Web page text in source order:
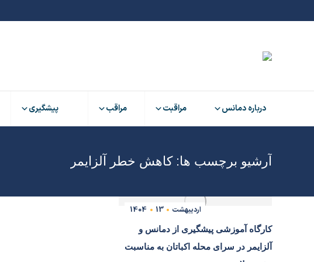
درباره دمانس مراقبت پیشگیری مراقب
آرشیو برچسب ها:کاهش خطر آلزایمر
اردیبهشت 13
1404
کارگاه آموزشی پیشگیری از دمانس و
آلزایمر در سرای محله اکباتان به مناسبت